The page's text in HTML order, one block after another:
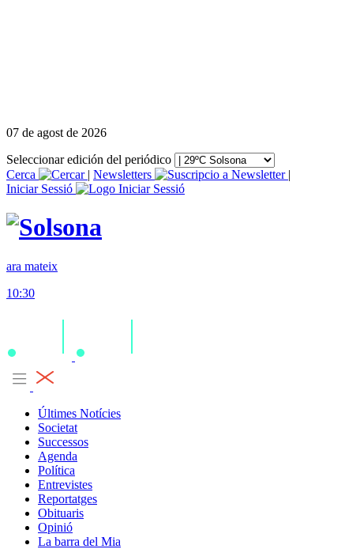
07 de agost de 2026
Seleccionar edición del periódico
Cerca
| Newsletters
|
Iniciar Sessió
ara mateix
10:30
Últimes Notícies
Societat
Successos
Agenda
Política
Entrevistes
Reportatges
Obituaris
Opinió
La barra del Mia